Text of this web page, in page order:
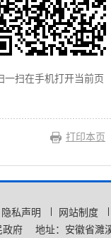
一扫在手机打开当前页
打印本页
隐私声明 网站制度
政府
地址：安徽省濉